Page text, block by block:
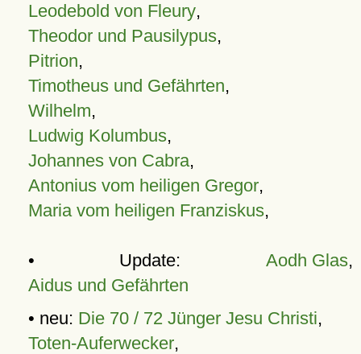
Leodebold von Fleury,
Theodor und Pausilypus,
Pitrion,
Timotheus und Gefährten,
Wilhelm,
Ludwig Kolumbus,
Johannes von Cabra,
Antonius vom heiligen Gregor,
Maria vom heiligen Franziskus,
• Update: Aodh Glas,
Aidus und Gefährten
• neu: Die 70 / 72 Jünger Jesu Christi,
Toten-Auferwecker,